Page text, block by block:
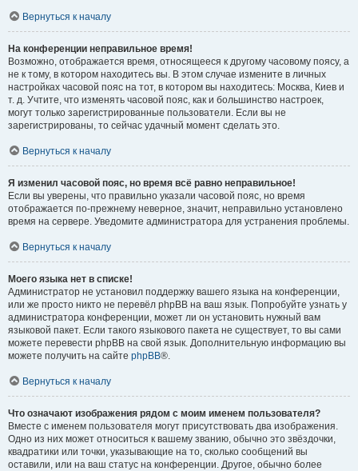
Вернуться к началу
На конференции неправильное время!
Возможно, отображается время, относящееся к другому часовому поясу, а
не к тому, в котором находитесь вы. В этом случае измените в личных
настройках часовой пояс на тот, в котором вы находитесь: Москва, Киев и
т. д. Учтите, что изменять часовой пояс, как и большинство настроек,
могут только зарегистрированные пользователи. Если вы не
зарегистрированы, то сейчас удачный момент сделать это.
Вернуться к началу
Я изменил часовой пояс, но время всё равно неправильное!
Если вы уверены, что правильно указали часовой пояс, но время
отображается по-прежнему неверное, значит, неправильно установлено
время на сервере. Уведомите администратора для устранения проблемы.
Вернуться к началу
Моего языка нет в списке!
Администратор не установил поддержку вашего языка на конференции,
или же просто никто не перевёл phpBB на ваш язык. Попробуйте узнать у
администратора конференции, может ли он установить нужный вам
языковой пакет. Если такого языкового пакета не существует, то вы сами
можете перевести phpBB на свой язык. Дополнительную информацию вы
можете получить на сайте phpBB®.
Вернуться к началу
Что означают изображения рядом с моим именем пользователя?
Вместе с именем пользователя могут присутствовать два изображения.
Одно из них может относиться к вашему званию, обычно это звёздочки,
квадратики или точки, указывающие на то, сколько сообщений вы
оставили, или на ваш статус на конференции. Другое, обычно более